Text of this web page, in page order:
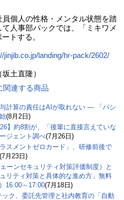
個人の性格・メンタル状態を踏
人事部パックでは、「ミキワメ
トする。
jinjib.co.jp/landing/hr-pack/2602/
）
関連する商品
計算の責任はAIが取れない ― 「パシ
(8月2日)
】約8割が、「後輩に直接言えていな
ジェント調べ(7月26日)
スメントゼロカード」、研修前後で
月23日)
ーンセキュリティ対策評価制度）と
リティ対策と具体的な進め方」無料
16:00～17:00(7月18日)
ック、委託先管理と社内教育の「自動